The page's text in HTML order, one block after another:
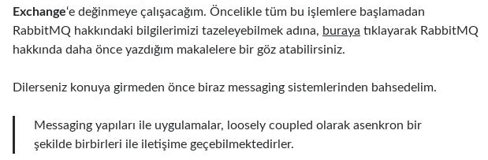
Exchange‘e değinmeye çalışacağım. Öncelikle tüm bu işlemlere başlamadan
RabbitMQ hakkındaki bilgilerimizi tazeleyebilmek adına, buraya tıklayarak RabbitMQ
hakkında daha önce yazdığım makalelere bir göz atabilirsiniz.
Dilerseniz konuya girmeden önce biraz messaging sistemlerinden bahsedelim.
Messaging yapıları ile uygulamalar, loosely coupled olarak asenkron bir
şekilde birbirleri ile iletişime geçebilmektedirler.